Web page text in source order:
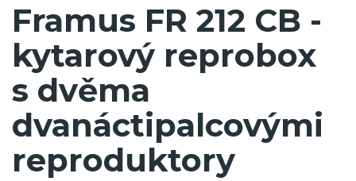
Framus FR 212 CB -
kytarový reprobox
s dvěma
dvanáctipalcovými
reproduktory